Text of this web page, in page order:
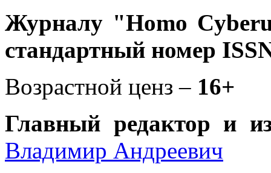
Журналу "Homo
стандартный номер
Возрастной ценз – 16+
Главный редактор и
Владимир Андреевич